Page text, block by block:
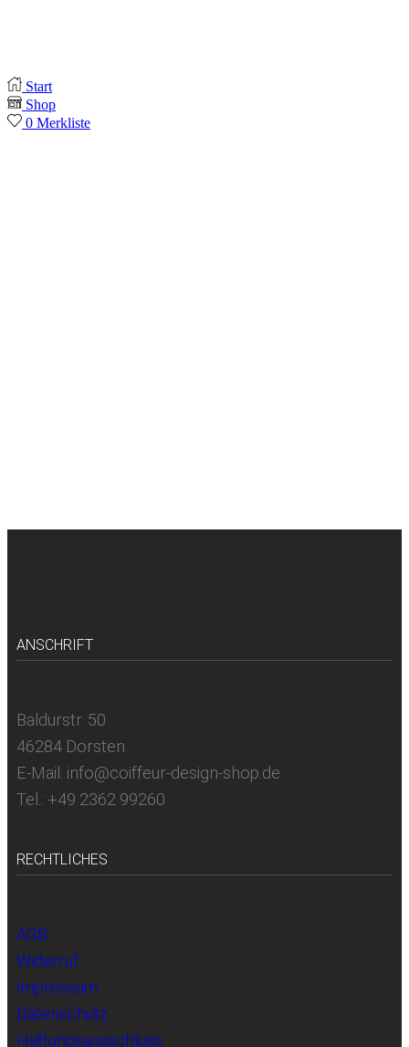
Start
Shop
0 Merkliste
ANSCHRIFT
Baldurstr. 50
46284 Dorsten
E-Mail: info@coiffeur-design-shop.de
Tel.: +49 2362 99260
RECHTLICHES
AGB
Widerruf
Impressum
Datenschutz
Haftungsausschluss